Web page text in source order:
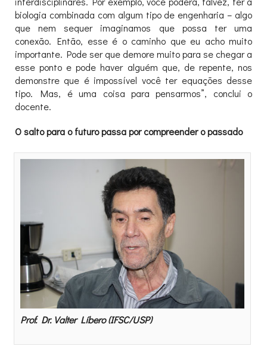
biologia combinada com algum tipo de engenharia – algo
que nem sequer imaginamos que possa ter uma
conexão. Então, esse é o caminho que eu acho muito
importante. Pode ser que demore muito para se chegar a
esse ponto e pode haver alguém que, de repente, nos
demonstre que é impossível você ter equações desse
tipo. Mas, é uma coisa para pensarmos”, conclui o
docente.
O salto para o futuro passa por compreender o passado
Prof. Dr. Valter Líbero (IFSC/USP)